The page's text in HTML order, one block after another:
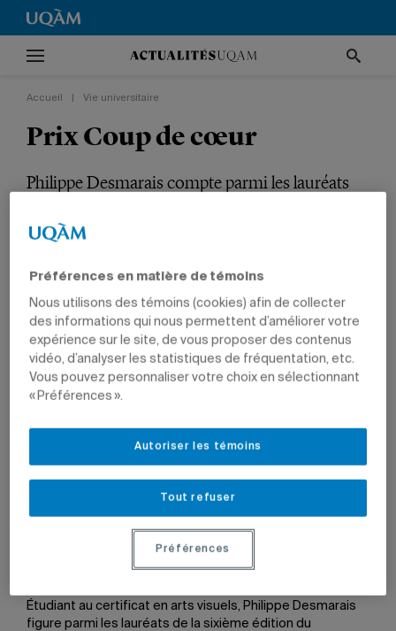
Accueil Vie universitaire
Prix Coup de cœur
Philippe Desmarais compte parmi les lauréats
ARTS
L’étudiant Philippe Desmarais en compagnie de
Johanne Jean, présidente de l’Université du
Étudiant au certificat en arts visuels, Philippe Desmarais
figure parmi les lauréats de la sixième édition du
Préférences en matière de témoins
Nous utilisons des témoins (cookies) afin de collecter
des informations qui nous permettent d’améliorer votre
expérience sur le site, de vous proposer des contenus
vidéo, d’analyser les statistiques de fréquentation, etc.
Vous pouvez personnaliser votre choix en sélectionnant
« Préférences ».
Tout refuser
Autoriser les témoins
Préférences